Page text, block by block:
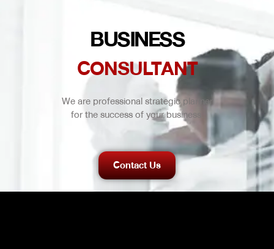
BUSINESS
CONSULTANT
We are professional strategic planner
for the success of your business.
Contact Us